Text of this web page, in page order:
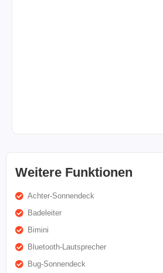
Weitere Funktionen
Achter-Sonnendeck
Badeleiter
Bimini
Bluetooth-Lautsprecher
Bug-Sonnendeck